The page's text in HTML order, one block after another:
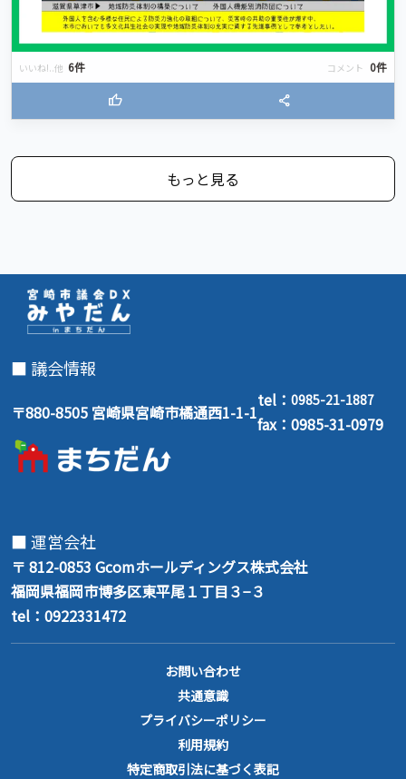
いいね!..他 6件 コメント 0件
thumb_up share
もっと見る
■ 議会情報
〒880-8505 宮崎県宮崎市橘通西1-1-1
tel： 0985-21-1887
fax：0985-31-0979
■ 運営会社
〒 812-0853 Gcomホールディングス株式会社
福岡県福岡市博多区東平尾１丁目３−３
tel：0922331472
お問い合わせ
共通意識
プライバシーポリシー
利用規約
特定商取引法に基づく表記